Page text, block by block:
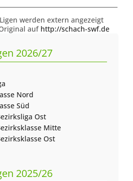
werden extern angezeigt
auf http://schach-swf.de
2026/27
Nord
Süd
Ost
Mitte
Ost
2025/26